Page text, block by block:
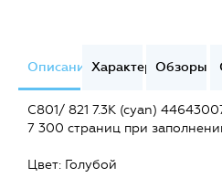
ОписаниеХарактеристики
Обзоры
C801/ 821 7.3K (cyan)
7 300 страниц при
Цвет: Голубой